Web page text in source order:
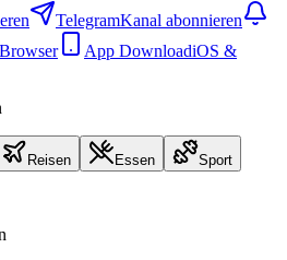
TelegramKanal abonnieren
App DownloadiOS &
Reisen Essen Sport